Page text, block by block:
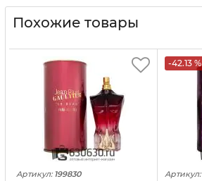
Похожие товары
Артикул: 199830
-42.13 %
Артикул: